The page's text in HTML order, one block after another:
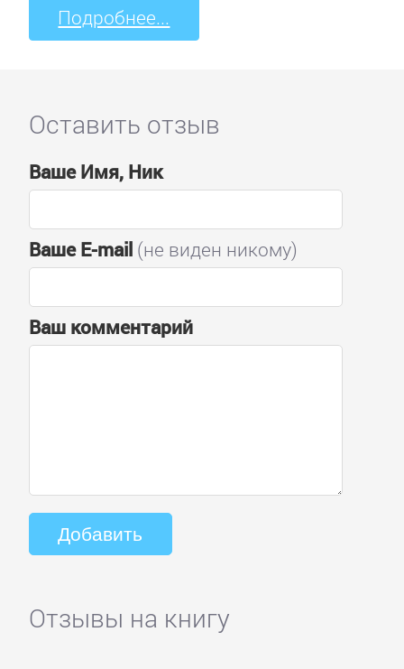
Подробнее...
Оставить отзыв
Ваше Имя, Ник
Ваше E-mail(не виден никому)
Ваш комментарий
Отзывы на книгу